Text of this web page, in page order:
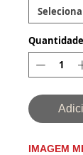
Quantidade
IMAGEM